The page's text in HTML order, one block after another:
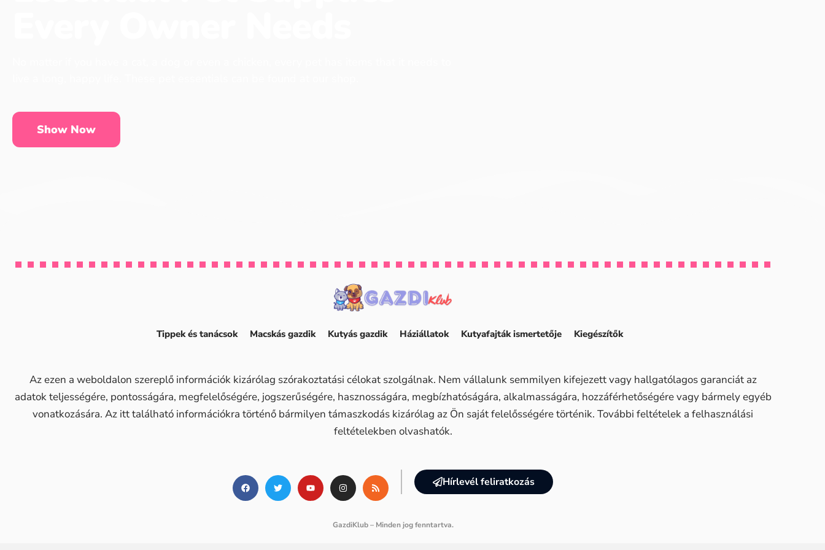
Show Now
Tippek és tanácsok Macskás gazdik Kutyás gazdik Háziállatok Kutyafajták ismertetője Kiegészítők
Az ezen a weboldalon szereplő információk kizárólag szórakoztatási célokat szolgálnak. Nem vállalunk semmilyen kifejezett vagy hallgatólagos garanciát az
adatok teljességére, pontosságára, megfelelőségére, jogszerűségére, hasznosságára, megbízhatóságára, alkalmasságára, hozzáférhetőségére vagy bármely egyéb
vonatkozására. Az itt található információkra történő bármilyen támaszkodás kizárólag az Ön saját felelősségére történik. További feltételek a felhasználási
feltételekben olvashatók.
Hírlevél feliratkozás
GazdiKlub – Minden jog fenntartva.